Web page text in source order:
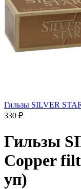
Гильзы SILVER
330 ₽
Гильзы
Copper
уп)